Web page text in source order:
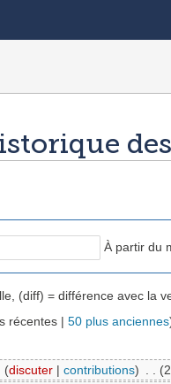
À partir du
(diff) = différence avec la
récentes | 50 plus anciennes
(discuter| contributions)